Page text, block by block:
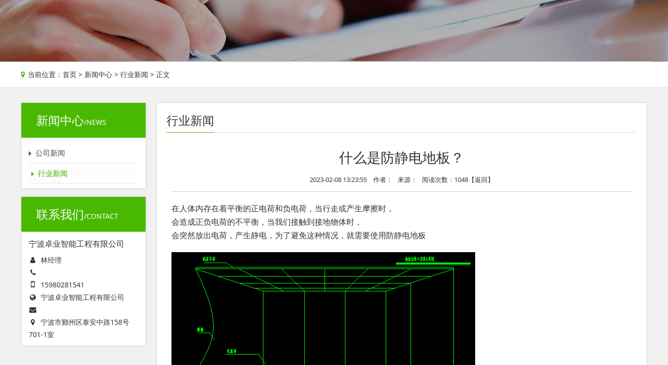
当前位置： 首页 > 新闻中心 > 行业新闻 > 正文
新闻中心/NEWS
公司新闻
行业新闻
联系我们/CONTACT
宁波卓业智能工程有限公司
林经理
15980281541
宁波卓业智能工程有限公司
宁波市鄞州区泰安中路158号
701-1室
行业新闻
什么是防静电地板？
2023-02-08 13:23:55 作者： 来源： 阅读次数：1048【返回】
在人体内存在着平衡的正电荷和负电荷，当行走或产生摩擦时，
会造成正负电荷的不平衡，当我们接触到接地物体时，
会突然放出电荷，产生静电，为了避免这种情况，就需要使用防静电地板